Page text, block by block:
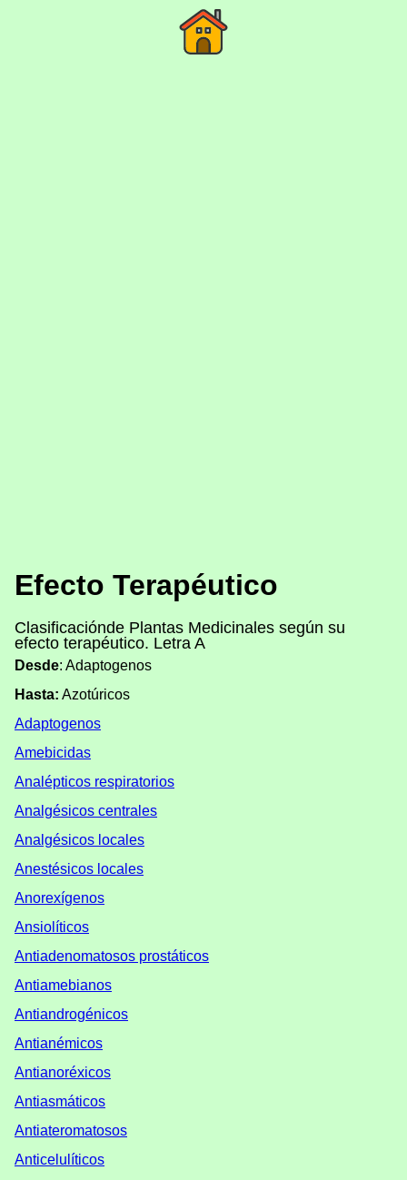
Efecto Terapéutico
Clasificaciónde Plantas Medicinales según su
efecto terapéutico. Letra A
Desde: Adaptogenos
Hasta: Azotúricos
Adaptogenos
Amebicidas
Analépticos respiratorios
Analgésicos centrales
Analgésicos locales
Anestésicos locales
Anorexígenos
Ansiolíticos
Antiadenomatosos prostáticos
Antiamebianos
Antiandrogénicos
Antianémicos
Antianoréxicos
Antiasmáticos
Antiateromatosos
Anticelulíticos